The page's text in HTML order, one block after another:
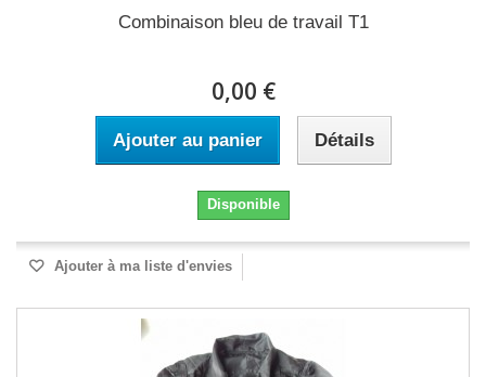
Combinaison bleu de travail T1
0,00 €
Ajouter au panier Détails
Disponible
Ajouter à ma liste d'envies